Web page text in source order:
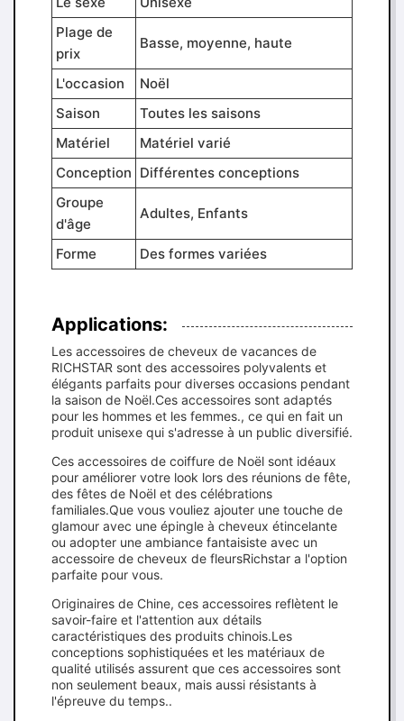
Plage de
prix
Basse, moyenne, haute
L'occasion
Noël
Saison
Toutes les saisons
Matériel
Matériel varié
Conception Différentes conceptions
Groupe
d'âge
Adultes, Enfants
Forme Des formes variées
Applications:
Les accessoires de cheveux de vacances de
RICHSTAR sont des accessoires polyvalents et
élégants parfaits pour diverses occasions pendant
la saison de Noël.Ces accessoires sont adaptés
pour les hommes et les femmes., ce qui en fait un
produit unisexe qui s'adresse à un public diversifié.
Ces accessoires de coiffure de Noël sont idéaux
pour améliorer votre look lors des réunions de fête,
des fêtes de Noël et des célébrations
familiales.Que vous vouliez ajouter une touche de
glamour avec une épingle à cheveux étincelante
ou adopter une ambiance fantaisiste avec un
accessoire de cheveux de fleursRichstar a l'option
parfaite pour vous.
Originaires de Chine, ces accessoires reflètent le
savoir-faire et l'attention aux détails
caractéristiques des produits chinois.Les
conceptions sophistiquées et les matériaux de
qualité utilisés assurent que ces accessoires sont
non seulement beaux, mais aussi résistants à
l'épreuve du temps..